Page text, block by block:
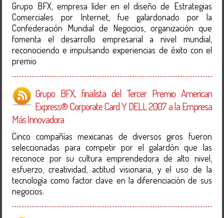
Grupo BFX, empresa líder en el diseño de Estrategias
Comerciales por Internet, fue galardonado por la
Confederación Mundial de Negocios, organización que
fomenta el desarrollo empresarial a nivel mundial,
reconociendo e impulsando experiencias de éxito con el
premio
Grupo BFX, finalista del Tercer Premio American
Express® Corporate Card Y DELL 2007 a la Empresa
Más Innovadora
Cinco compañías mexicanas de diversos giros fueron
seleccionadas para competir por el galardón que las
reconoce por su cultura emprendedora de alto nivel,
esfuerzo, creatividad, actitud visionaria, y el uso de la
tecnología como factor clave en la diferenciación de sus
negocios.